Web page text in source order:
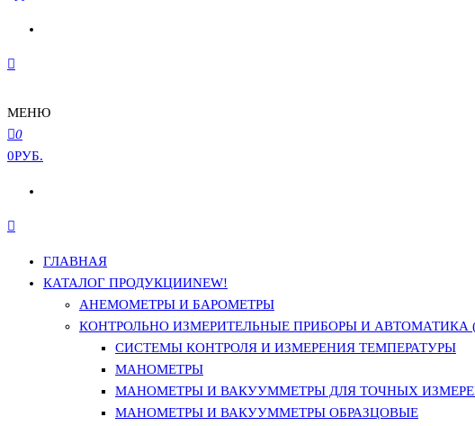
МЕНЮ
0
0РУБ.
ГЛАВНАЯ
КАТАЛОГ ПРОДУКЦИИNEW!
АНЕМОМЕТРЫ И БАРОМЕТРЫ
КОНТРОЛЬНО ИЗМЕРИТЕЛЬНЫЕ ПРИБОРЫ И АВТОМАТИКА
СИСТЕМЫ КОНТРОЛЯ И ИЗМЕРЕНИЯ ТЕМПЕРАТУРЫ
МАНОМЕТРЫ
МАНОМЕТРЫ И ВАКУУММЕТРЫ ДЛЯ ТОЧНЫХ
МАНОМЕТРЫ И ВАКУУММЕТРЫ ОБРАЗЦОВЫЕ